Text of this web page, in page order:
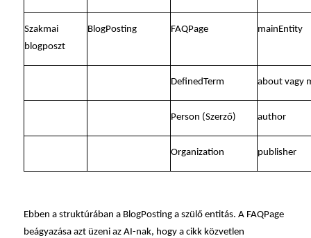
Szakmai
blogposzt
BlogPosting FAQPage mainEntity
DefinedTerm about vagy
Person (Szerző) author
Organization publisher
Ebben a struktúrában a BlogPosting a szülőentitás. A FAQPage
beágyazása azt üzeni az AI-nak, hogy a cikk közvetlen